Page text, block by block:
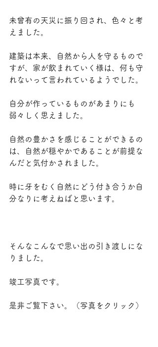
未曾有の天災に振り回され、色々と考
えました。
建築は本来、自然から人を守るもので
すが、家が飲まれていく様は、何も守
れないって言われているようでした。
自分が作っているものがあまりにも
弱々しく思えました。
自然の豊かさを感じることができるの
は、自然が穏やかであることが前提な
んだと気付かされました。
時に牙をむく自然にどう付き合うか自
分なりに考えねばと思います。
そんなこんなで思い出の引き渡しにな
りました。
竣工写真です。
是非ご覧下さい。（写真をクリック）